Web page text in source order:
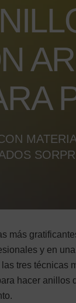
más
y en
tres técnicas
hacer anillos